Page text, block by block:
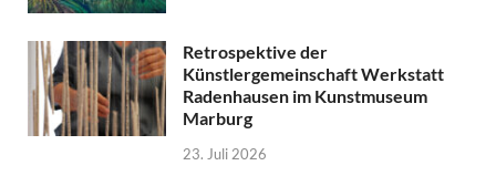
Retrospektive der
Künstlergemeinschaft Werkstatt
Radenhausen im Kunstmuseum
Marburg
23. Juli 2026